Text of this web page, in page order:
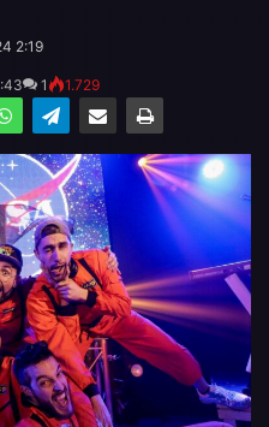
2:19
1 1.729
WhatsAppTelegramCompartir por email Imprimir